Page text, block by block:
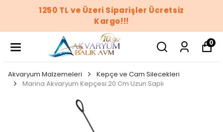
1250 TL ve Üzeri Siparişler Ücretsiz
Kargo!!!
0
Akvaryum Malzemeleri
Kepçe ve Cam Silecekleri
Marina Akvaryum Kepçesi 20 Cm Uzun Saplı